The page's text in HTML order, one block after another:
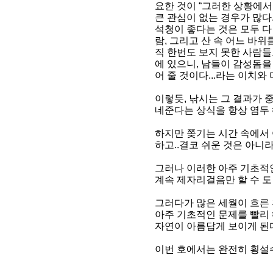
요한 것이 “그러한 상황에
큰 관심이 없는 경우가 많
석청이 좋다는 것은 모두
람, 그리고 산 속 어느 바위
직 한번도 보지 못한 사람
에 있으니, 남들이 감성돔
어 줄 것이다...라는 이치와
이렇듯, 낚시는 그 결과가
네준다는 상식을 항상 염
하지만 쫒기는 시간 속에
하고..결코 쉬운 것은 아니
그러나 이러한 아주 기초
계속 제자리걸음만 할 수
그러다가 많은 세월이 흐
아주 기초적인 문제를 빨
자연이 아름답게 보이게 된
이번 호에서는 완전히 횡설